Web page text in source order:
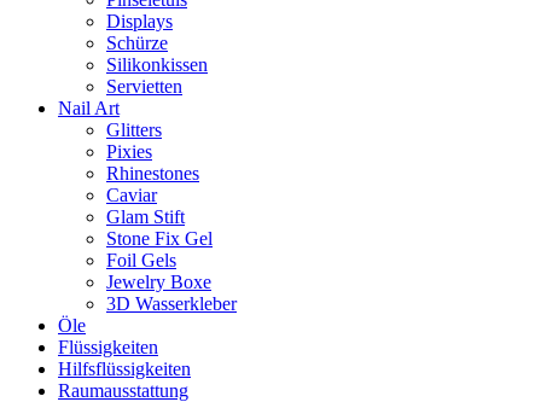
Displays
Schürze
Silikonkissen
Servietten
Nail Art
Glitters
Pixies
Rhinestones
Caviar
Glam Stift
Stone Fix Gel
Foil Gels
Jewelry Boxe
3D Wasserkleber
Öle
Flüssigkeiten
Hilfsflüssigkeiten
Raumausstattung